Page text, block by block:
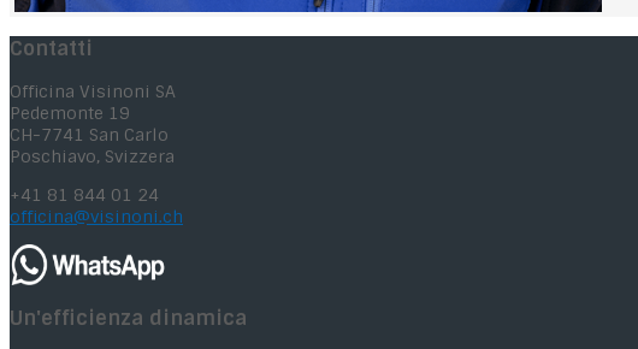
Contatti
Officina Visinoni SA
Pedemonte 19
CH-7741 San Carlo
Poschiavo, Svizzera
+41 81 844 01 24
officina@visinoni.ch
Un'efficienza dinamica